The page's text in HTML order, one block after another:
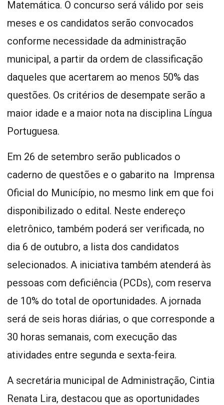
Matemática. O concurso será válido por seis
meses e os candidatos serão convocados
conforme necessidade da administração
municipal, a partir da ordem de classificação
daqueles que acertarem ao menos 50% das
questões. Os critérios de desempate serão a
maior idade e a maior nota na disciplina Língua
Portuguesa.
Em 26 de setembro serão publicados o
caderno de questões e o gabarito na Imprensa
Oficial do Município, no mesmo link em que foi
disponibilizado o edital. Neste endereço
eletrônico, também poderá ser verificada, no
dia 6 de outubro, a lista dos candidatos
selecionados. A iniciativa também atenderá às
pessoas com deficiência (PCDs), com reserva
de 10% do total de oportunidades. A jornada
será de seis horas diárias, o que corresponde a
30 horas semanais, com execução das
atividades entre segunda e sexta-feira.
A secretária municipal de Administração, Cintia
Renata Lira, destacou que as oportunidades